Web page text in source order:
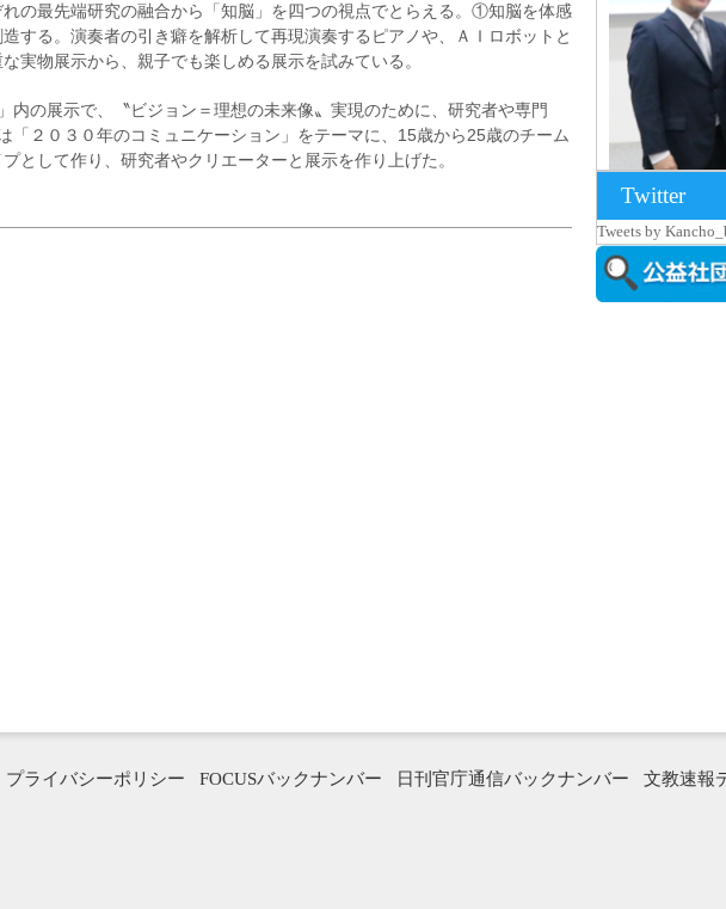
の最先端研究の融合から「知脳」を四つの視点でとらえる。①知脳を体感
る。演奏者の引き癖を解析して再現演奏するピアノや、ＡＩロボットと
実物展示から、親子でも楽しめる展示を試みている。
の展示で、〝ビジョン＝理想の未来像〟実現のために、研究者や専門
２０３０年のコミュニケーション」をテーマに、15歳から25歳のチーム
として作り、研究者やクリエーターと展示を作り上げた。
京都大
大...
Twitter
Tweets by
プライバシーポリシー FOCUSバックナンバー 日刊官庁通信バックナンバー 文教速報